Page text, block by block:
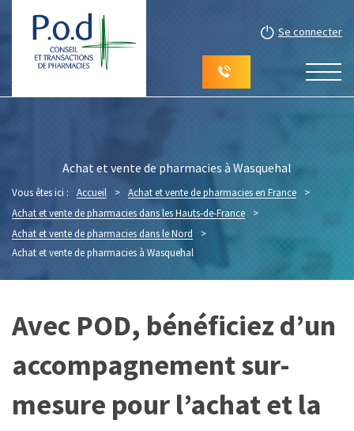
Se connecter
Achat et vente de pharmacies à Wasquehal
Vous êtes ici : Accueil > Achat et vente de pharmacies en France
>
Achat et vente de pharmacies dans les Hauts-de-France >
Achat et vente de pharmacies dans le Nord
>
Achat et vente de pharmacies à Wasquehal
Avec POD, bénéficiez d’un
accompagnement sur-
mesure pour l’achat et la